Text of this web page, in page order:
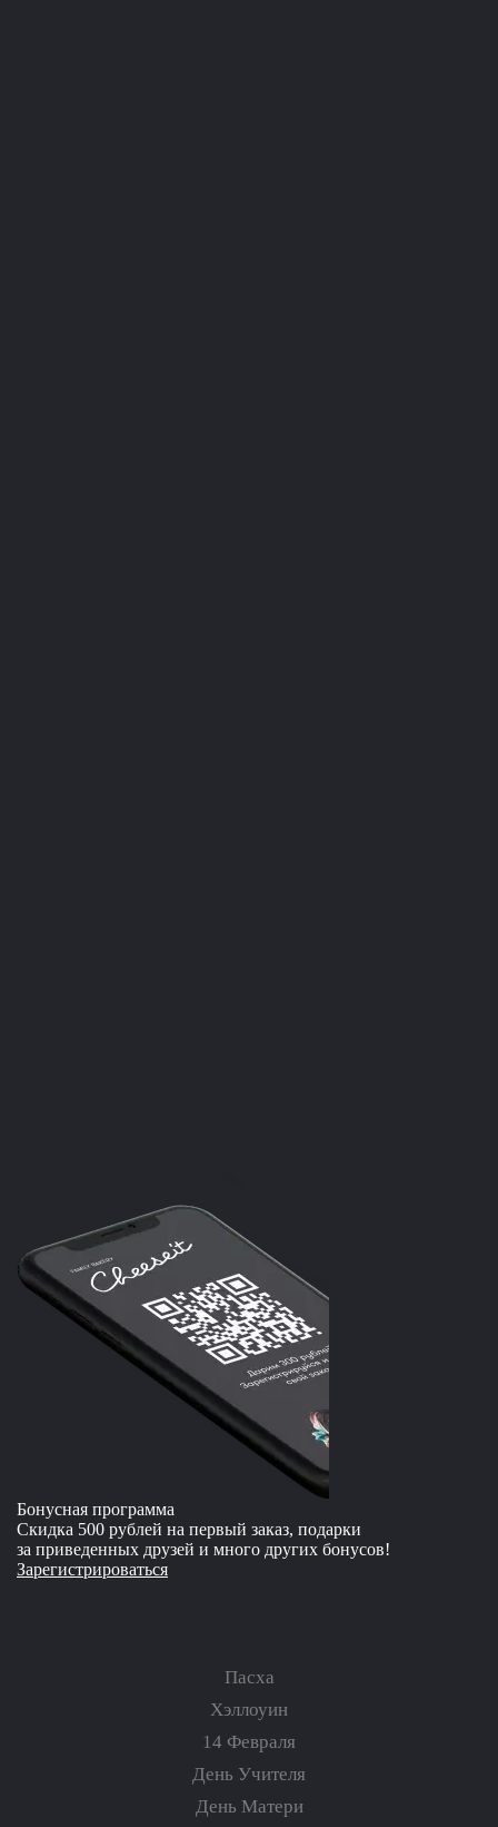
Бонусная программа
Скидка 500 рублей на первый заказ, подарки
за приведенных друзей и много других бонусов!
Зарегистрироваться
Пасха
Хэллоуин
14 Февраля
День Учителя
День Матери